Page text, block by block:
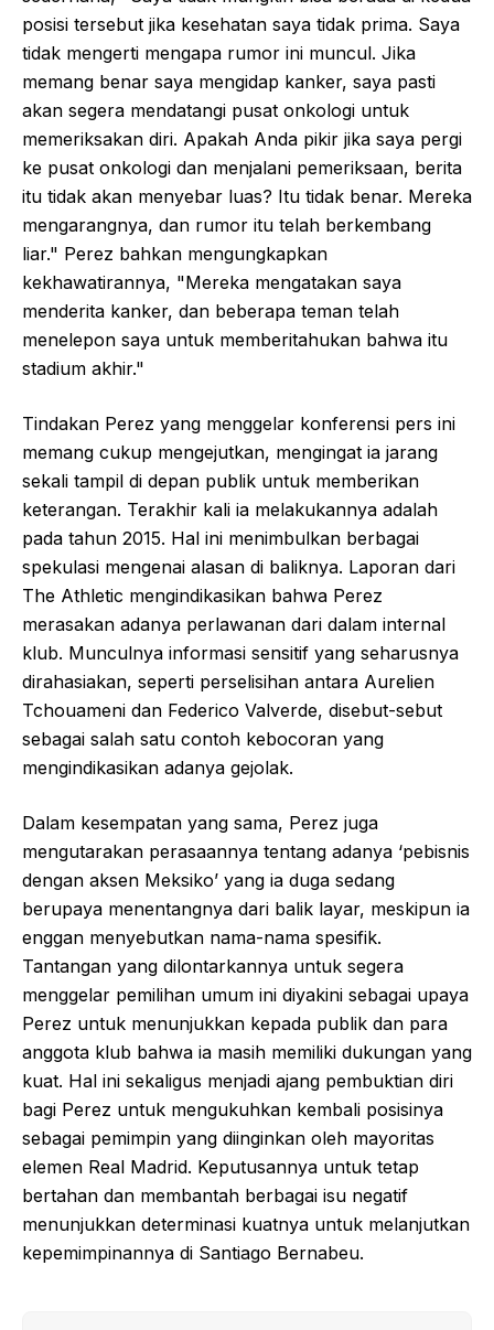
posisi tersebut jika kesehatan saya tidak prima. Saya
tidak mengerti mengapa rumor ini muncul. Jika
memang benar saya mengidap kanker, saya pasti
akan segera mendatangi pusat onkologi untuk
memeriksakan diri. Apakah Anda pikir jika saya pergi
ke pusat onkologi dan menjalani pemeriksaan, berita
itu tidak akan menyebar luas? Itu tidak benar. Mereka
mengarangnya, dan rumor itu telah berkembang
liar." Perez bahkan mengungkapkan
kekhawatirannya, "Mereka mengatakan saya
menderita kanker, dan beberapa teman telah
menelepon saya untuk memberitahukan bahwa itu
stadium akhir."
Tindakan Perez yang menggelar konferensi pers ini
memang cukup mengejutkan, mengingat ia jarang
sekali tampil di depan publik untuk memberikan
keterangan. Terakhir kali ia melakukannya adalah
pada tahun 2015. Hal ini menimbulkan berbagai
spekulasi mengenai alasan di baliknya. Laporan dari
The Athletic mengindikasikan bahwa Perez
merasakan adanya perlawanan dari dalam internal
klub. Munculnya informasi sensitif yang seharusnya
dirahasiakan, seperti perselisihan antara Aurelien
Tchouameni dan Federico Valverde, disebut-sebut
sebagai salah satu contoh kebocoran yang
mengindikasikan adanya gejolak.
Dalam kesempatan yang sama, Perez juga
mengutarakan perasaannya tentang adanya ‘pebisnis
dengan aksen Meksiko’ yang ia duga sedang
berupaya menentangnya dari balik layar, meskipun ia
enggan menyebutkan nama-nama spesifik.
Tantangan yang dilontarkannya untuk segera
menggelar pemilihan umum ini diyakini sebagai upaya
Perez untuk menunjukkan kepada publik dan para
anggota klub bahwa ia masih memiliki dukungan yang
kuat. Hal ini sekaligus menjadi ajang pembuktian diri
bagi Perez untuk mengukuhkan kembali posisinya
sebagai pemimpin yang diinginkan oleh mayoritas
elemen Real Madrid. Keputusannya untuk tetap
bertahan dan membantah berbagai isu negatif
menunjukkan determinasi kuatnya untuk melanjutkan
kepemimpinannya di Santiago Bernabeu.